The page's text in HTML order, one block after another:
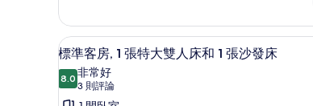
雙
人
床
和
客
房,
1
標
顯
示
標
標準客房, 1 張特大
6
標準客房, 1 張特大雙人床和 1 張沙發床
8.08.0 分，滿分 10 分
非常好
3 則評論
(3